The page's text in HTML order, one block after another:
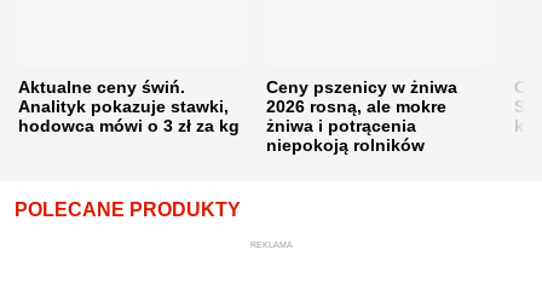
Aktualne ceny świń.
Analityk pokazuje stawki,
hodowca mówi o 3 zł za kg
Ceny pszenicy w żniwa
2026 rosną, ale mokre
żniwa i potrącenia
niepokoją rolników
POLECANE PRODUKTY
REKLAMA